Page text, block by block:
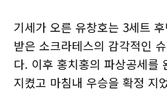
기세가 오른 유창호는 3세트
받은 소크라테스의 감각적인
다. 이후 홍치홍의 파상공세를
지켰고 마침내 우승을 확정 지